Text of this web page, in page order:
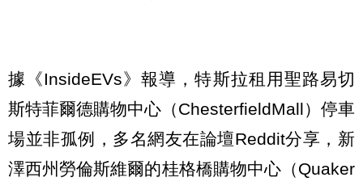
據《InsideEVs》報導，特斯拉租用聖路易切
斯特菲爾德購物中心（ChesterfieldMall）停車
場並非孤例，多名網友在論壇Reddit分享，新
澤西州勞倫斯維爾的桂格橋購物中心（Quaker